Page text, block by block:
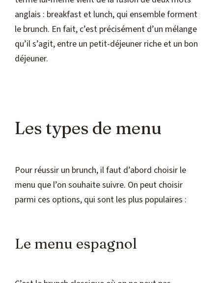
anglais : breakfast et lunch, qui ensemble forment
le brunch. En fait, c’est précisément d’un mélange
qu’il s’agit, entre un petit-déjeuner riche et un bon
déjeuner.
Les types de menu
Pour réussir un brunch, il faut d’abord choisir le
menu que l’on souhaite suivre. On peut choisir
parmi ces options, qui sont les plus populaires :
Le menu espagnol